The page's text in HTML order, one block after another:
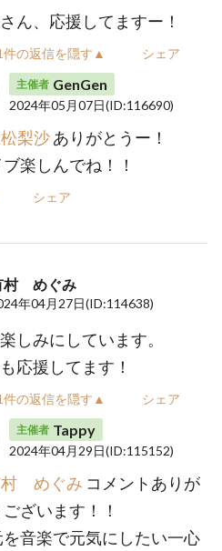
ん、応援してますー！
件の返信を隠す▲ シェア
主催者 GenGen
2024年05月07日(ID:116690)
梨沙ありがとうー！
楽しんでね！！
シェア
村 めぐみ
年04月27日(ID:114638)
しみにしています。
応援してます！
件の返信を隠す▲ シェア
主催者 Tappy
2024年04月29日(ID:115152)
村 めぐみ コメントありが
ございます！！
音楽で元気にしたい一心